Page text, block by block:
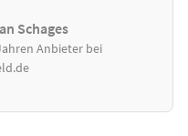
Schages
Anbieter bei